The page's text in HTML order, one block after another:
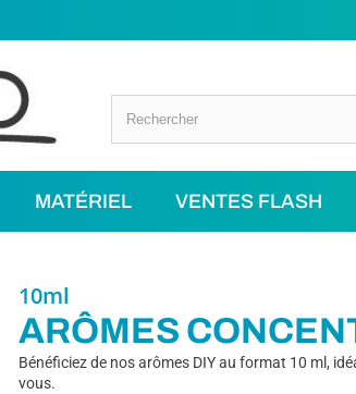
MATÉRIEL VENTES FLASH
10ml
ARÔMES
Bénéficiez de nos arômes DIY au format 10 ml,
vous.